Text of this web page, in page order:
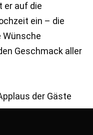
er auf die
ein – die
Wünsche
Geschmack aller